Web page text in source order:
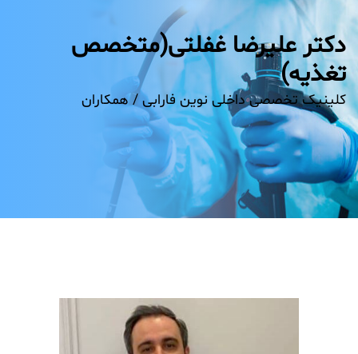
دکتر علیرضا غفلتی(متخصص
تغذیه)
کلینیک تخصصی داخلی نوین فارابی /همکاران